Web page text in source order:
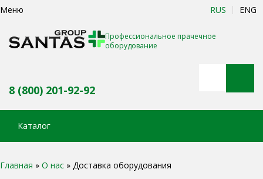
Меню RUS ENG
Профессиональное прачечное
оборудование
8 (800) 201-92-92
Каталог
Главная » О нас » Доставка оборудования